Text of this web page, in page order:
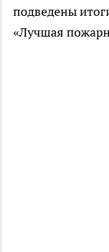
подведены
«Лучшая